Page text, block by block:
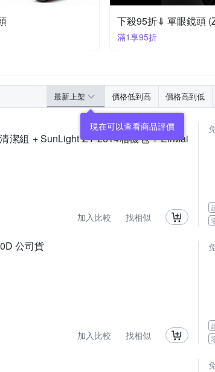
下殺95折⇓ 單眼鏡頭
滿1享95折
最新上架 價格低到高 價格高到低
潔組 + SunLight ZY-2614相機包 + EirMai
加入比較 找相似
公司貨
加入比較 找相似